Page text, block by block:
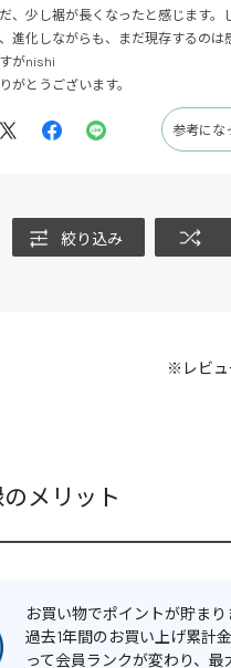
、少し裾が長くなったと感じます。
進化しながらも、まだ現存するのは
がnishi
がとうございます。
参考にな
絞り込み
※レビュ
メリット
お買い物でポイントが貯まり
過去1年間のお買い上げ累計
って会員ランクが変わり、最